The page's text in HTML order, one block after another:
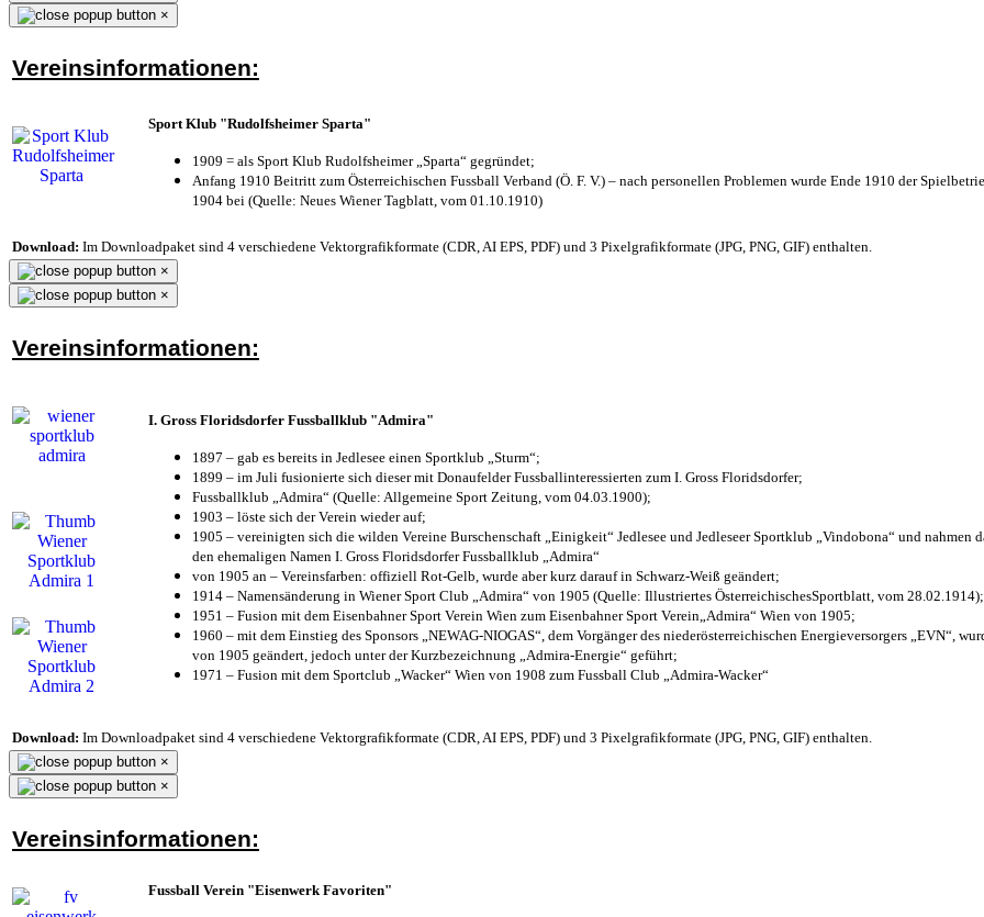
×
Vereinsinformationen:
Sport Klub "Rudolfsheimer Sparta"
1909 = als Sport Klub Rudolfsheimer „Sparta“ gegründet;
Anfang 1910 Beitritt zum Österreichischen Fussball Verband (Ö. F. V.) – nach personellen Problemen wurde Ende 1910 der
1904 bei (Quelle: Neues Wiener Tagblatt, vom 01.10.1910)
Download: Im Downloadpaket sind 4 verschiedene Vektorgrafikformate (CDR, AI EPS, PDF) und 3 Pixelgrafikformate (JPG, PNG, GIF) enthalten.
×
×
Vereinsinformationen:
I. Gross Floridsdorfer Fussballklub "Admira"
1897 – gab es bereits in Jedlesee einen Sportklub „Sturm“;
1899 – im Juli fusionierte sich dieser mit Donaufelder Fussballinteressierten zum I. Gross Floridsdorfer;
Fussballklub „Admira“ (Quelle: Allgemeine Sport Zeitung, vom 04.03.1900);
1903 – löste sich der Verein wieder auf;
1905 – vereinigten sich die wilden Vereine Burschenschaft „Einigkeit“ Jedlesee und Jedleseer Sportklub „Vindobona“ und nahmen
den ehemaligen Namen I. Gross Floridsdorfer Fussballklub „Admira“
von 1905 an – Vereinsfarben: offiziell Rot-Gelb, wurde aber kurz darauf in Schwarz-Weiß geändert;
1914 – Namensänderung in Wiener Sport Club „Admira“ von 1905 (Quelle: Illustriertes ÖsterreichischesSportblatt, vom 28.02.1914);
1951 – Fusion mit dem Eisenbahner Sport Verein Wien zum Eisenbahner Sport Verein„Admira“ Wien von 1905;
1960 – mit dem Einstieg des Sponsors „NEWAG-NIOGAS“, dem Vorgänger des niederösterreichischen Energieversorgers „EVN“,
von 1905 geändert, jedoch unter der Kurzbezeichnung „Admira-Energie“ geführt;
1971 – Fusion mit dem Sportclub „Wacker“ Wien von 1908 zum Fussball Club „Admira-Wacker“
Download: Im Downloadpaket sind 4 verschiedene Vektorgrafikformate (CDR, AI EPS, PDF) und 3 Pixelgrafikformate (JPG, PNG, GIF) enthalten.
×
×
Vereinsinformationen:
Fussball Verein "Eisenwerk Favoriten"